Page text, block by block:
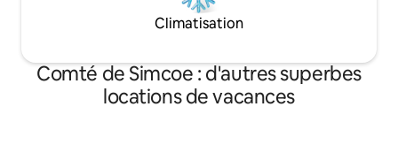
Climatisation
Comté de Simcoe : d'autres superbes
locations de vacances